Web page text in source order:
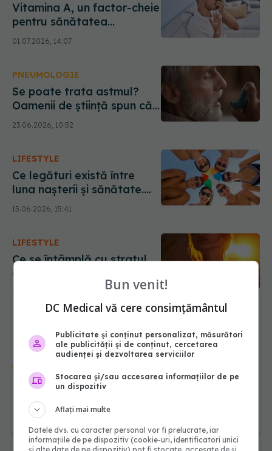
Vitamina A, un factor-cheie
pentru sănătatea
plămânilor la pacienții cu
astm. Ce au descoperit
01.07.2026, 14:07
PNEUMOLOGIE
Se poate trata astmul?
Oamenii de știință spun că
există deja un plan pentru
a opri boala
23.06.2026, 10:52
LIFESTYLE
Ce legături există între
luna nașterii și sănătate.
Adevărul despre cei
născuți vara
15.06.2026, 15:41
LIFESTYLE
Ce se întâmplă cu stratul
de ozon pe timp de
caniculă? Pericolul nevăzut
care transformă aerul în
otravă pentru plămâni
10.06.2026, 21:53
Urmărește-ne și pe Google News -
abonează‑te!
NOUTĂȚI
Bun venit!
DC Medical vă cere consimțământul
Publicitate și conținut personalizat, măsurători
ale publicității și de conținut, cercetarea
audienței și dezvoltarea serviciilor
Stocarea și/sau accesarea informațiilor de pe
un dispozitiv
Aflați mai multe
Datele dvs. cu caracter personal vor fi prelucrate, iar
informațiile de pe dispozitiv (cookie-uri, identificatori unici